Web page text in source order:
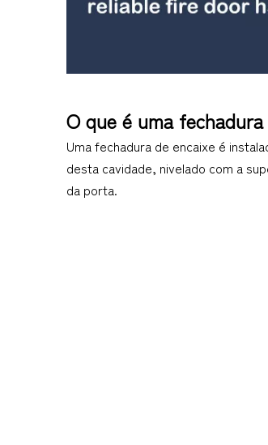
O que é uma
Uma fechadura de encaixe é
desta cavidade, nivelado com a
da porta.